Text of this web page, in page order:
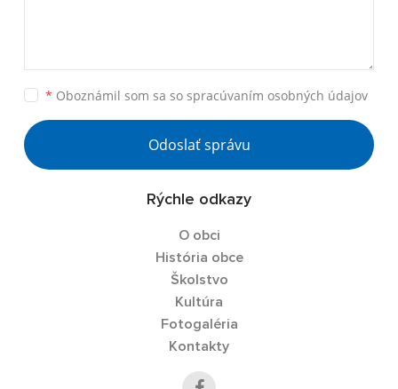
* Oboznámil som sa so spracúvaním osobných údajov
Odoslať správu
Rýchle odkazy
O obci
História obce
Školstvo
Kultúra
Fotogaléria
Kontakty